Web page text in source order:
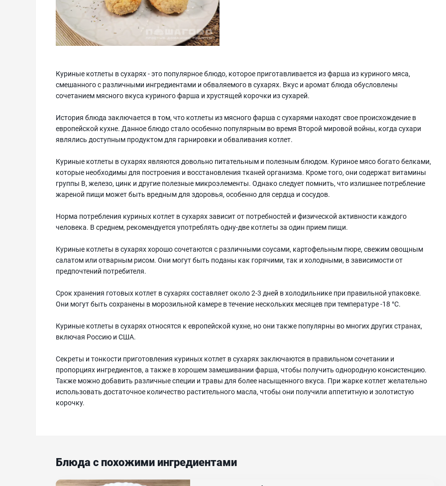
Куриные котлеты в сухарях - это популярное блюдо, которое приготавливается из фарша из куриного мяса,
смешанного с различными ингредиентами и обваляемого в сухарях. Вкус и аромат блюда обусловлены
сочетанием мясного вкуса куриного фарша и хрустящей корочки из сухарей.
История блюда заключается в том, что котлеты из мясного фарша с сухарями находят свое происхождение в
европейской кухне. Данное блюдо стало особенно популярным во время Второй мировой войны, когда сухари
являлись доступным продуктом для гарнировки и обваливания котлет.
Куриные котлеты в сухарях являются довольно питательным и полезным блюдом. Куриное мясо богато белками,
которые необходимы для построения и восстановления тканей организма. Кроме того, они содержат витамины
группы B, железо, цинк и другие полезные микроэлементы. Однако следует помнить, что излишнее потребление
жареной пищи может быть вредным для здоровья, особенно для сердца и сосудов.
Норма потребления куриных котлет в сухарях зависит от потребностей и физической активности каждого
человека. В среднем, рекомендуется употреблять одну-две котлеты за один прием пищи.
Куриные котлеты в сухарях хорошо сочетаются с различными соусами, картофельным пюре, свежим овощным
салатом или отварным рисом. Они могут быть поданы как горячими, так и холодными, в зависимости от
предпочтений потребителя.
Срок хранения готовых котлет в сухарях составляет около 2-3 дней в холодильнике при правильной упаковке.
Они могут быть сохранены в морозильной камере в течение нескольких месяцев при температуре -18 °C.
Куриные котлеты в сухарях относятся к европейской кухне, но они также популярны во многих других странах,
включая Россию и США.
Секреты и тонкости приготовления куриных котлет в сухарях заключаются в правильном сочетании и
пропорциях ингредиентов, а также в хорошем замешивании фарша, чтобы получить однородную консистенцию.
Также можно добавить различные специи и травы для более насыщенного вкуса. При жарке котлет желательно
использовать достаточное количество растительного масла, чтобы они получили аппетитную и золотистую
корочку.
Блюда с похожими ингредиентами